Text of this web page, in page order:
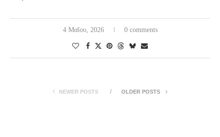
4 Μαΐου, 2026 0 comments
NEWER POSTS OLDER POSTS